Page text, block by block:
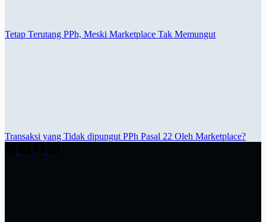
Tetap Terutang PPh, Meski Marketplace Tak Memungut
Transaksi yang Tidak dipungut PPh Pasal 22 Oleh Marketplace?